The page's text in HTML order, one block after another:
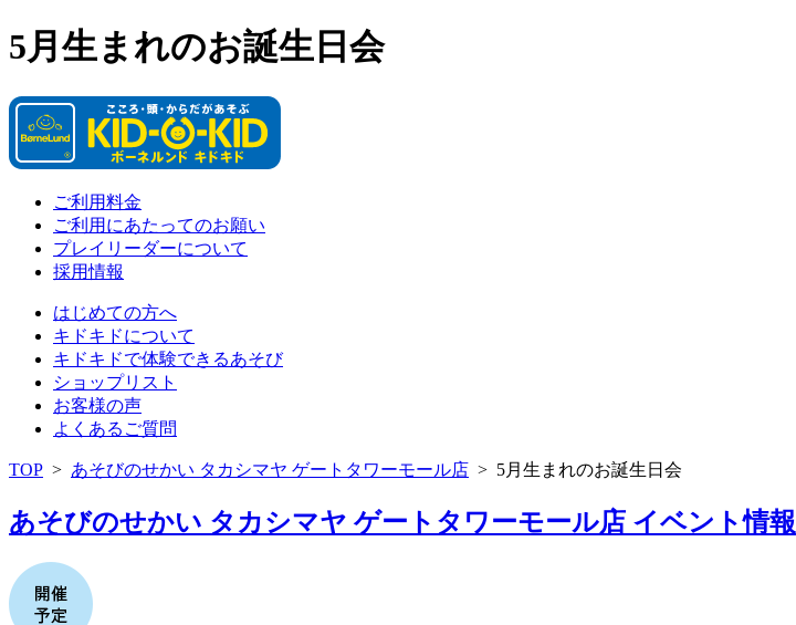
5月生まれのお誕生日会
ご利用料金
ご利用にあたってのお願い
プレイリーダーについて
採用情報
はじめての方へ
キドキドについて
キドキドで体験できるあそび
ショップリスト
お客様の声
よくあるご質問
TOP > あそびのせかい タカシマヤ ゲートタワーモール店 > 5月生まれのお誕生日会
あそびのせかい タカシマヤ ゲートタワーモール店 イベント情報